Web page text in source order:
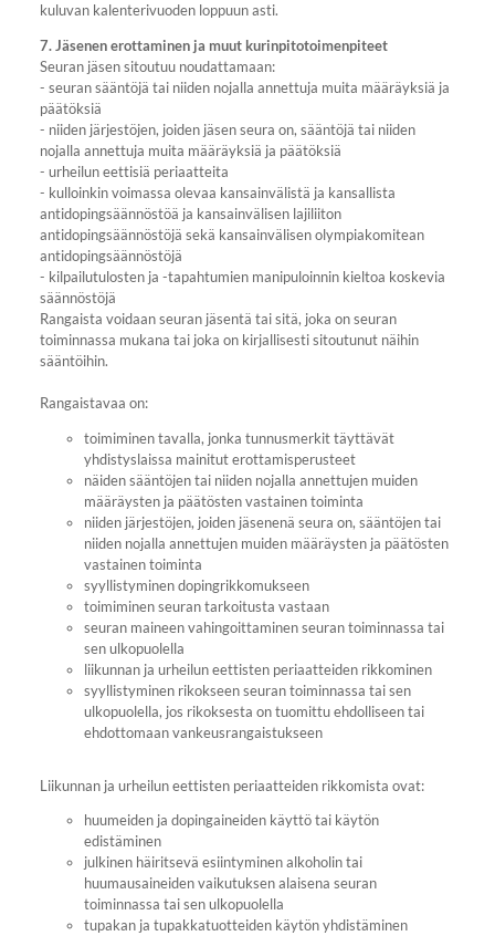
kuluvan kalenterivuoden loppuun asti.
7. Jäsenen erottaminen ja muut kurinpitotoimenpiteet
Seuran jäsen sitoutuu noudattamaan:
- seuran sääntöjä tai niiden nojalla annettuja muita määräyksiä ja
päätöksiä
- niiden järjestöjen, joiden jäsen seura on, sääntöjä tai niiden
nojalla annettuja muita määräyksiä ja päätöksiä
- urheilun eettisiä periaatteita
- kulloinkin voimassa olevaa kansainvälistä ja kansallista
antidopingsäännöstöä ja kansainvälisen lajiliiton
antidopingsäännöstöjä sekä kansainvälisen olympiakomitean
antidopingsäännöstöjä
- kilpailutulosten ja -tapahtumien manipuloinnin kieltoa koskevia
säännöstöjä
Rangaista voidaan seuran jäsentä tai sitä, joka on seuran
toiminnassa mukana tai joka on kirjallisesti sitoutunut näihin
sääntöihin.
Rangaistavaa on:
toimiminen tavalla, jonka tunnusmerkit täyttävät
yhdistyslaissa mainitut erottamisperusteet
näiden sääntöjen tai niiden nojalla annettujen muiden
määräysten ja päätösten vastainen toiminta
niiden järjestöjen, joiden jäsenenä seura on, sääntöjen tai
niiden nojalla annettujen muiden määräysten ja päätösten
vastainen toiminta
syyllistyminen dopingrikkomukseen
toimiminen seuran tarkoitusta vastaan
seuran maineen vahingoittaminen seuran toiminnassa tai
sen ulkopuolella
liikunnan ja urheilun eettisten periaatteiden rikkominen
syyllistyminen rikokseen seuran toiminnassa tai sen
ulkopuolella, jos rikoksesta on tuomittu ehdolliseen tai
ehdottomaan vankeusrangaistukseen
Liikunnan ja urheilun eettisten periaatteiden rikkomista ovat:
huumeiden ja dopingaineiden käyttö tai käytön
edistäminen
julkinen häiritsevä esiintyminen alkoholin tai
huumausaineiden vaikutuksen alaisena seuran
toiminnassa tai sen ulkopuolella
tupakan ja tupakkatuotteiden käytön yhdistäminen